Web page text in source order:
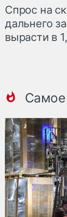
Спрос на
дальнего
вырасти в
Самое